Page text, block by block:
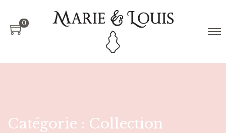
0
Catégorie : Collection